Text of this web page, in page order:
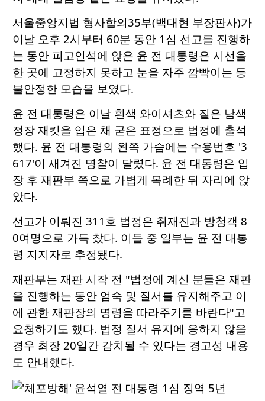
서울중앙지법 형사합의35부(백대현 부장판사)가
이날 오후 2시부터 60분 동안 1심 선고를 진행하
는 동안 피고인석에 앉은 윤 전 대통령은 시선을
한 곳에 고정하지 못하고 눈을 자주 깜빡이는 등
불안정한 모습을 보였다.
윤 전 대통령은 이날 흰색 와이셔츠와 짙은 남색
정장 재킷을 입은 채 굳은 표정으로 법정에 출석
했다. 윤 전 대통령의 왼쪽 가슴에는 수용번호 '3
617'이 새겨진 명찰이 달렸다. 윤 전 대통령은 입
장 후 재판부 쪽으로 가볍게 목례한 뒤 자리에 앉
았다.
선고가 이뤄진 311호 법정은 취재진과 방청객 8
0여명으로 가득 찼다. 이들 중 일부는 윤 전 대통
령 지지자로 추정됐다.
재판부는 재판 시작 전 "법정에 계신 분들은 재판
을 진행하는 동안 엄숙 및 질서를 유지해주고 이
에 관한 재판장의 명령을 따라주기를 바란다"고
요청하기도 했다. 법정 질서 유지에 응하지 않을
경우 최장 20일간 감치될 수 있다는 경고성 내용
도 안내했다.